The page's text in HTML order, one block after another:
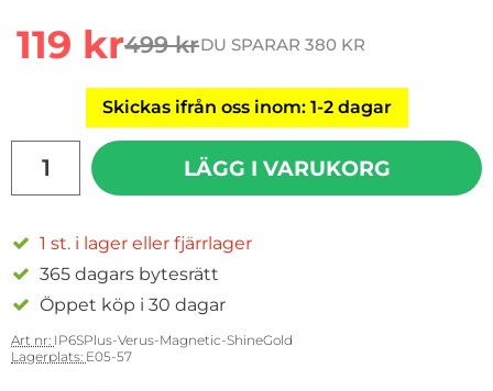
rea pris
119 krtidigare pris
499 krDU SPARAR 380 KR
Skickas ifrån oss inom: 1-2 dagar
LÄGG I VARUKORG
1 st. i lager eller fjärrlager
365 dagars bytesrätt
Öppet köp i 30 dagar
Art nr: IP6SPlus-Verus-Magnetic-ShineGold
Lagerplats: E05-57